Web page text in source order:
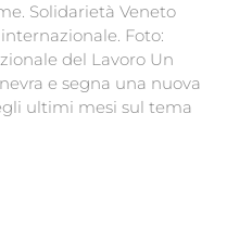
Solidarietà Veneto
Foto:
del Lavoro Un
e segna una nuova
ultimi mesi sul tema